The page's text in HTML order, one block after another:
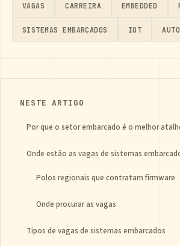
VAGAS CARREIRA EMBEDDED
SISTEMAS EMBARCADOS IOT
NESTE ARTIGO
Por que o setor embarcado é o melhor
Onde estão as vagas de sistemas
Polos regionais que contratam firmware
Onde procurar as vagas
Tipos de vagas de sistemas embarcados